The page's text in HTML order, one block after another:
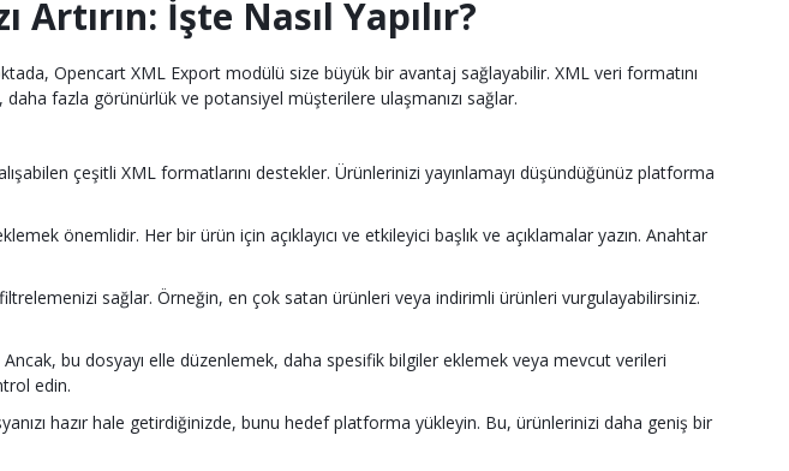
İşte Nasıl Yapılır?
Opencart XML Export modülü size büyük bir avantaj sağlayabilir. XML veri formatını
fazla görünürlük ve potansiyel müşterilere ulaşmanızı sağlar.
çeşitli XML formatlarını destekler. Ürünlerinizi yayınlamayı düşündüğünüz platforma
önemlidir. Her bir ürün için açıklayıcı ve etkileyici başlık ve açıklamalar yazın. Anahtar
sağlar. Örneğin, en çok satan ürünleri veya indirimli ürünleri vurgulayabilirsiniz.
bu dosyayı elle düzenlemek, daha spesifik bilgiler eklemek veya mevcut verileri
edin.
hazır hale getirdiğinizde, bunu hedef platforma yükleyin. Bu, ürünlerinizi daha geniş bir